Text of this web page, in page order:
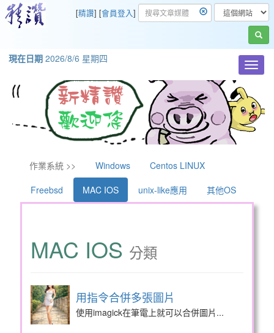
[精讚] [會員登入]
現在日期 2026/8/6 星期四
作業系統 >> Windows
Centos LINUX
Freebsd
MAC IOS unix-like應用 其他OS
MAC IOS 分類
用指令合併多張圖片
使用imagick在筆電上就可以合併圖片...